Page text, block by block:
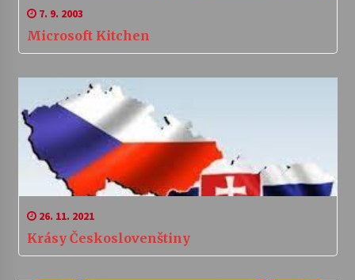
7. 9. 2003
Microsoft Kitchen
26. 11. 2021
Krásy Českoslovenštiny